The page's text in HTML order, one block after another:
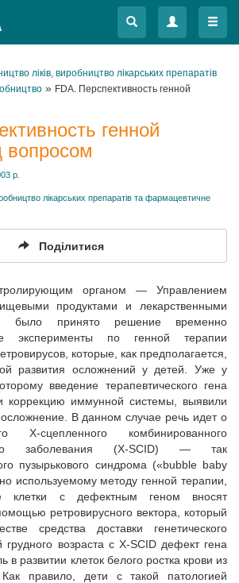
Меню
Меню
ліків, виробництво лікарських препаратів
» FDA. Перспективность генной
генной
вопросом
р.
лікарських препаратів та фармацевтичне
Поділитися
органом — Управлением
продуктами и лекарственными
было принято решение временно
эксперименты по генной терапии
которые, как предполагается,
развития осложнений у детей. Уже у
введение терапевтического гена
коррекцию иммунной системы, выявили
В данном случае речь идет о
Х-сцепленного комбинированного
заболевания (X-SCID) — так
пузырькового синдрома («bubble baby
используемому методу генной терапии,
клетки с дефектным геном вносят
ретровирусного вектора, который
средства доставки генетического
возраста с X-SCID дефект гена
в развитии клеток белого ростка крови из
Как правило, дети с такой патологией